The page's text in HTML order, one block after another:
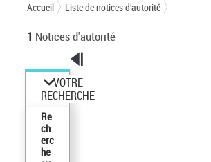
Accueil Liste de notices d’autorité
1 Notices d'autorité
VOTRE
RECHERCHE
Re
ch
erc
he